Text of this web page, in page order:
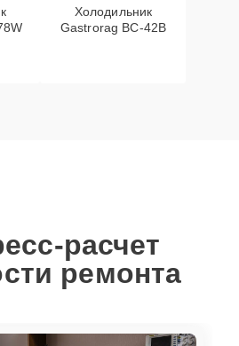
Холодильник
Gastrorag BC‑42B
расчет
ремонта